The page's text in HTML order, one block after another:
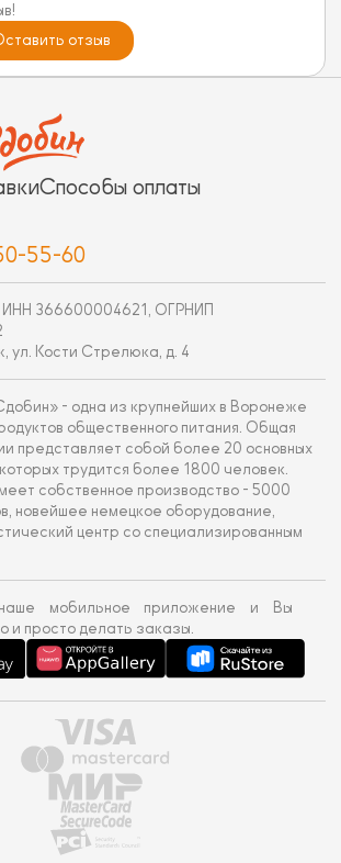
отзыв
Способы оплаты
55-60
366600004621, ОГРНИП
ул. Кости Стрелюка, д. 4
- одна из крупнейших в Воронеже
общественного питания. Общая
представляет собой более 20 основных
трудится более 1800 человек.
собственное производство - 5000
новейшее немецкое оборудование,
центр со специализированным
наше мобильное приложение и Вы
и просто делать заказы.